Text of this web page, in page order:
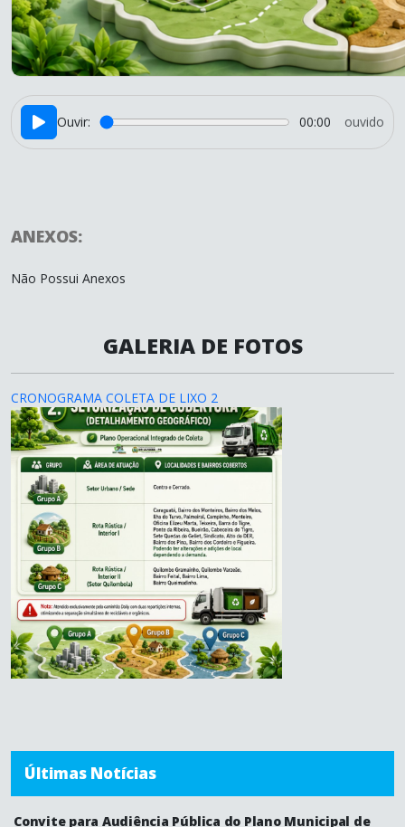
Ouvir: 00:00 ouvido
ANEXOS:
Não Possui Anexos
GALERIA DE FOTOS
CRONOGRAMA COLETA DE LIXO 2
Últimas Notícias
Convite para Audiência Pública do Plano Municipal de